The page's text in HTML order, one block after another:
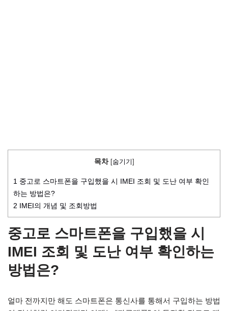
목차 [숨기기]
1 중고로 스마트폰을 구입했을 시 IMEI 조회 및 도난 여부 확인
하는 방법은?
2 IMEI의 개념 및 조회방법
중고로 스마트폰을 구입했을 시
IMEI 조회 및 도난 여부 확인하는
방법은?
얼마 전까지만 해도 스마트폰은 통신사를 통해서 구입하는 방법